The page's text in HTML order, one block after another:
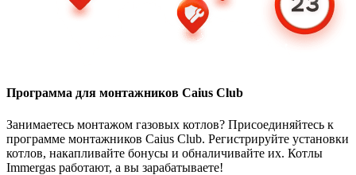
Программа для монтажников Caius Club
Занимаетесь монтажом газовых котлов? Присоединяйтесь к
программе монтажников Caius Club. Регистрируйте установки
котлов, накапливайте бонусы и обналичивайте их. Котлы
Immergas работают, а вы зарабатываете!